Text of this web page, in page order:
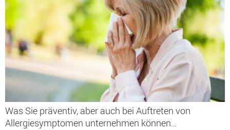
Was Sie präventiv, aber auch bei Auftreten von
Allergiesymptomen unternehmen können…